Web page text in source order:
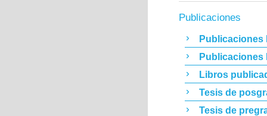
Publicaciones
Publicaciones
Publicaciones
Libros
Tesis de
Tesis de